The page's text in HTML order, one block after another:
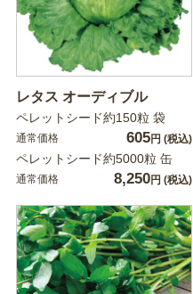
レタス オーディブル
ペレットシード約150粒 袋
通常価格 605円 (税込)
ペレットシード約5000粒 缶
通常価格 8,250円 (税込)